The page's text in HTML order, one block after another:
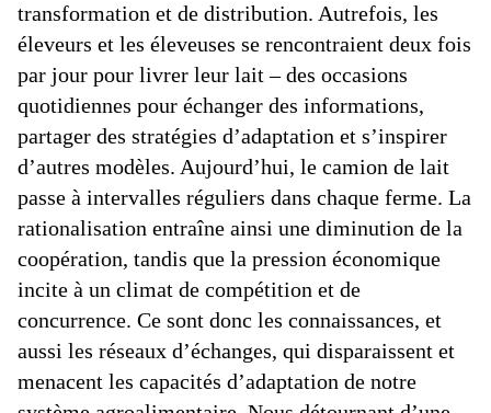
transformation et de distribution. Autrefois, les
éleveurs et les éleveuses se rencontraient deux fois
par jour pour livrer leur lait – des occasions
quotidiennes pour échanger des informations,
partager des stratégies d’adaptation et s’inspirer
d’autres modèles. Aujourd’hui, le camion de lait
passe à intervalles réguliers dans chaque ferme. La
rationalisation entraîne ainsi une diminution de la
coopération, tandis que la pression économique
incite à un climat de compétition et de
concurrence. Ce sont donc les connaissances, et
aussi les réseaux d’échanges, qui disparaissent et
menacent les capacités d’adaptation de notre